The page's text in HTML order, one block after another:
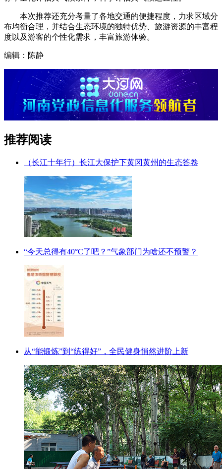
本次推荐还充分考量了各地交通的便捷程度，力求区域分
布均衡合理，并结合生态环境的独特优势、旅游资源的丰富程
度以及游客的个性化需求，丰富旅游体验。
编辑：陈静
推荐阅读
（长江十年行）长江大保护下黄冈黄州的生态答卷
“今天总得有40°C了吧？”气象部门为啥还不预警？
从“能锻炼”到“练得好”，全民健身悄然进阶上新